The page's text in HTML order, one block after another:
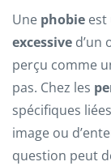
Une phobie est
excessive d’un
perçu comme
pas. Chez les
spécifiques
image ou
question peut